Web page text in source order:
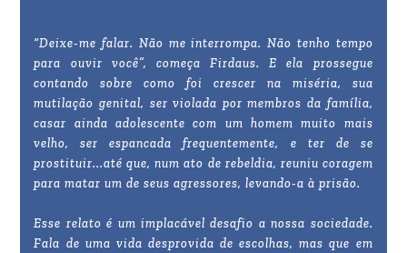
“Deixe-me falar. Não me interrompa. Não tenho tempo
para ouvir você”, começa Firdaus. E ela prossegue
contando sobre como foi crescer na miséria, sua
mutilação genital, ser violada por membros da família,
casar ainda adolescente com um homem muito mais
velho, ser espancada frequentemente, e ter de se
prostituir...até que, num ato de rebeldia, reuniu coragem
para matar um de seus agressores, levando-a à prisão.
Esse relato é um implacável desafio a nossa sociedade.
Fala de uma vida desprovida de escolhas, mas que em